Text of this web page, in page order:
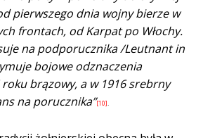
pierwszego dnia wojny bierze w
frontach, od Karpat po Włochy.
na podporucznika /Leutnant in
bojowe odznaczenia
brązowy, a w 1916 srebrny
na porucznika”[10].